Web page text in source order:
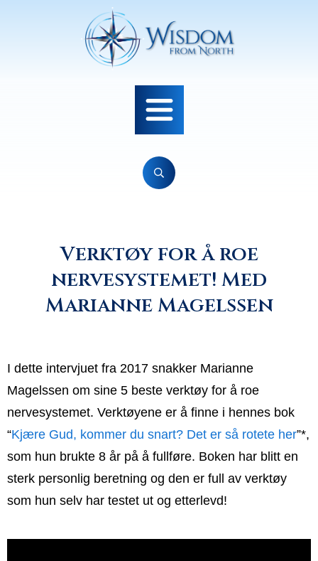
Verktøy for å roe
nervesystemet! Med
Marianne Magelssen
I dette intervjuet fra 2017 snakker Marianne
Magelssen om sine 5 beste verktøy for å roe
nervesystemet. Verktøyene er å finne i hennes bok
“Kjære Gud, kommer du snart? Det er så rotete her”*,
som hun brukte 8 år på å fullføre. Boken har blitt en
sterk personlig beretning og den er full av verktøy
som hun selv har testet ut og etterlevd!